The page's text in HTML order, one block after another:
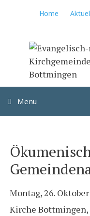
Home
Menu
Montag, 26.
Kirche Bottmingen,